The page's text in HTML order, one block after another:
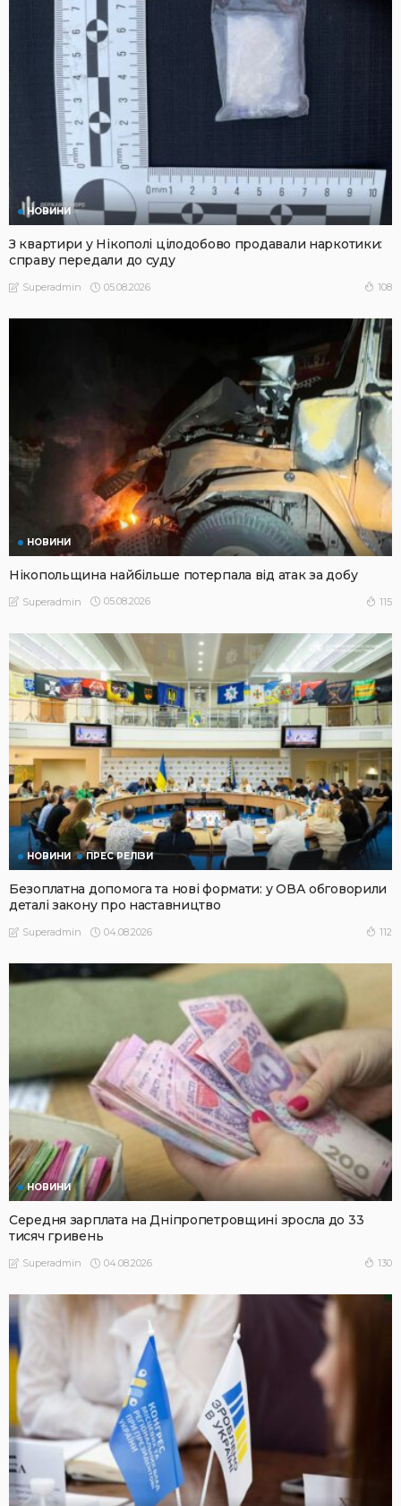
НОВИНИ
З квартири у Нікополі цілодобово продавали наркотики:
справу передали до суду
Superadmin 05.08.2026 108
НОВИНИ
Нікопольщина найбільше потерпала від атак за добу
Superadmin 05.08.2026 115
НОВИНИ ПРЕС РЕЛІЗИ
Безоплатна допомога та нові формати: у ОВА обговорили
деталі закону про наставництво
Superadmin 04.08.2026 112
НОВИНИ
Середня зарплата на Дніпропетровщині зросла до 33
тисяч гривень
Superadmin 04.08.2026 130